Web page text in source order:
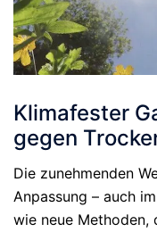
Klimafester
gegen
Die zunehmenden
Anpassung – auch
wie neue